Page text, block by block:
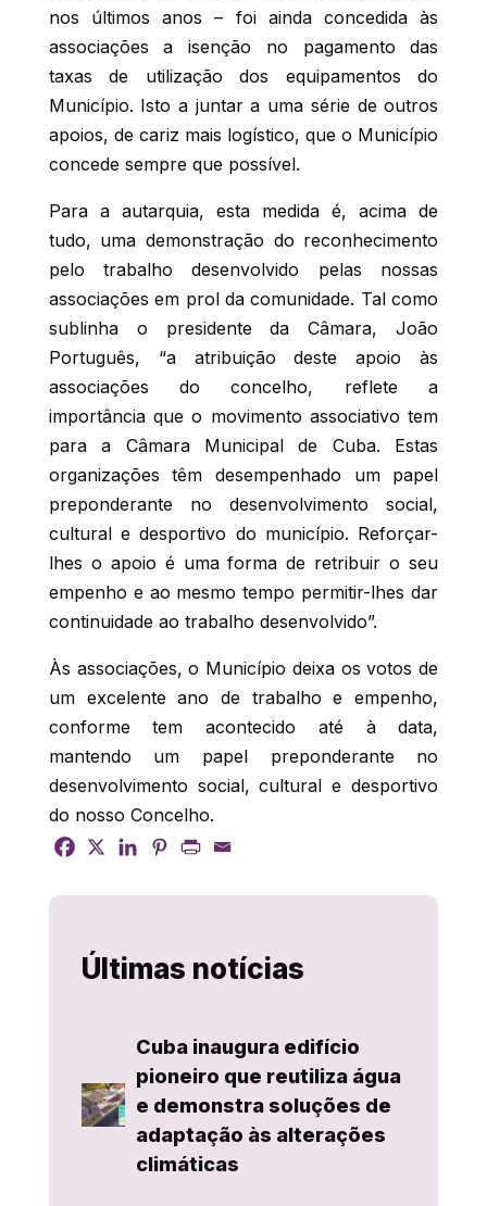
nos últimos anos – foi ainda concedida às
associações a isenção no pagamento das
taxas de utilização dos equipamentos do
Município. Isto a juntar a uma série de outros
apoios, de cariz mais logístico, que o Município
concede sempre que possível.
Para a autarquia, esta medida é, acima de
tudo, uma demonstração do reconhecimento
pelo trabalho desenvolvido pelas nossas
associações em prol da comunidade. Tal como
sublinha o presidente da Câmara, João
Português, “a atribuição deste apoio às
associações do concelho, reflete a
importância que o movimento associativo tem
para a Câmara Municipal de Cuba. Estas
organizações têm desempenhado um papel
preponderante no desenvolvimento social,
cultural e desportivo do município. Reforçar-
lhes o apoio é uma forma de retribuir o seu
empenho e ao mesmo tempo permitir-lhes dar
continuidade ao trabalho desenvolvido”.
Às associações, o Município deixa os votos de
um excelente ano de trabalho e empenho,
conforme tem acontecido até à data,
mantendo um papel preponderante no
desenvolvimento social, cultural e desportivo
do nosso Concelho.
Últimas notícias
Cuba inaugura edifício
pioneiro que reutiliza água
e demonstra soluções de
adaptação às alterações
climáticas